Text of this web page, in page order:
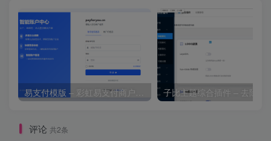
子比主题综合插件 – 去除授
评论 共2条